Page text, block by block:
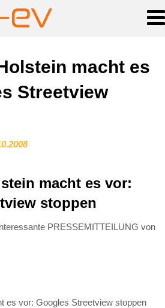
macht es
Streetview
macht es vor:
stoppen
PRESSEMITTEILUNG von
es vor: Googles Streetview stoppen